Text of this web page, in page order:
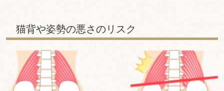
猫背や姿勢の悪さのリスク